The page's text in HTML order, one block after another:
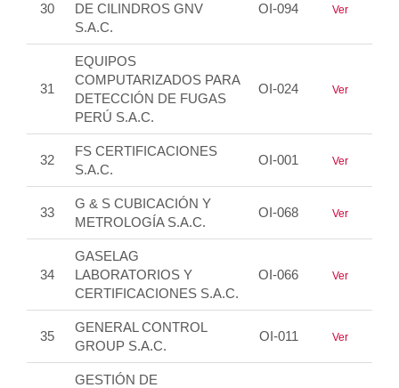
30
DE CILINDROS GNV
S.A.C.
OI-094 Ver
31
EQUIPOS
COMPUTARIZADOS PARA
DETECCIÓN DE FUGAS
PERÚ S.A.C.
OI-024 Ver
32
FS CERTIFICACIONES
S.A.C.
OI-001 Ver
33
G & S CUBICACIÓN Y
METROLOGÍA S.A.C.
OI-068 Ver
34
GASELAG
LABORATORIOS Y
CERTIFICACIONES S.A.C.
OI-066 Ver
35
GENERAL CONTROL
GROUP S.A.C.
OI-011 Ver
GESTIÓN DE